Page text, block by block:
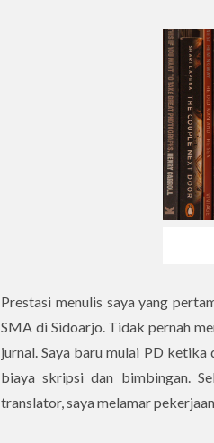
Prestasi menulis saya yang
SMA di Sidoarjo. Tidak pernah
jurnal. Saya baru mulai PD
biaya skripsi dan bimbingan.
translator, saya melamar